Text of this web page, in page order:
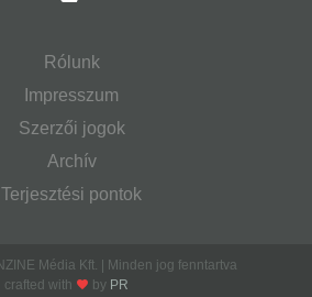
Rólunk
Impresszum
Szerzői jogok
Archív
Terjesztési pontok
Média Kft. | Minden jog fenntartva
crafted with
by PR